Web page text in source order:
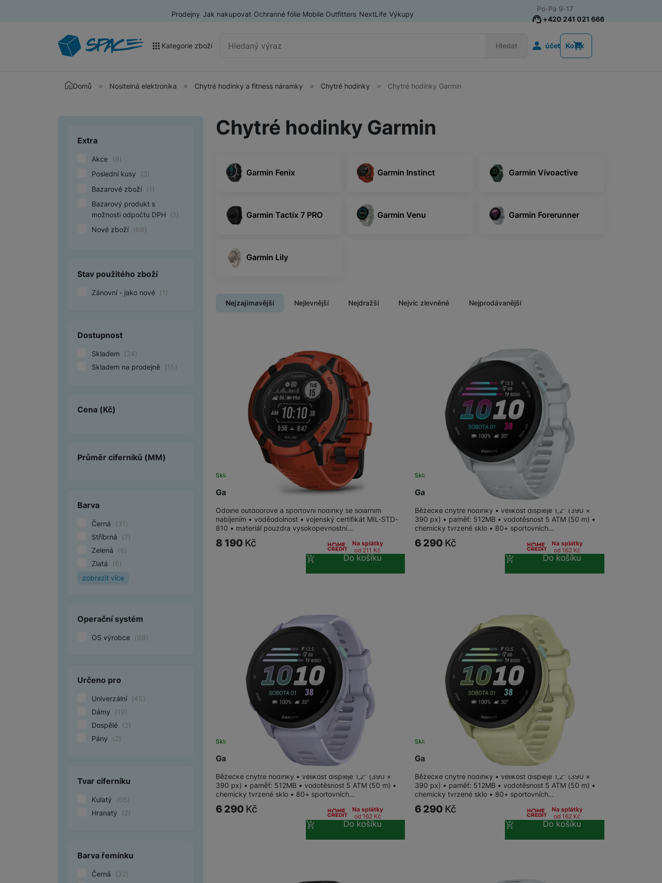
Prodejny Jak nakupovat Ochranné fólie Mobile Outfitters NextLife Výkupy
Vyhledávání Hledat
Kategorie zboží
Akce a výprodej
Chytré hodinky a fitness
Fitness náramky
Televize
Audio
Domácí spotřebiče
Tablety
Foto
Počítače a notebooky
Příslušenství
Dárkové poukázky iSpace
+420 241 021 666
Po-Pá 9-17
Uživatelská
účet Košík
Domů Nositelná elektronika Chytré hodinky a fitness náramky Chytré hodinky Chytré hodinky Garmin
Chytré hodinky Garmin
Garmin Fenix Garmin Instinct Garmin Vívoactive
Garmin Tactix 7 PRO Garmin Venu Garmin Forerunner
Garmin Lily
Nejzajímavější Nejlevnější Nejdražší Nejvíc zlevněné Nejprodávanější
Upřesnit parametry
Extra
Akce (9)
Poslední kusy
(3)
Bazarové zboží (1 )
Bazarový produkt s
možnosti odpočtu DPH
(1 )
Nové zboží (68)
Stav použitého zboží
Zánovní - jako nové (1 )
Dostupnost
Skladem (24)
Skladem na prodejně
(15)
Cena (Kč)
Průměr ciferníků (MM)
Barva
Černá (31 )
Stříbrná
(7)
Zelená
(6)
Zlatá
(6)
zobrazit více
Fialová (3)
Červená ( 1)
Žlutá (1)
Operační systém
OS výrobce (68)
Určeno pro
Univerzální (45)
Dámy
(19)
Dospělé
(2)
Pány
(2)
Tvar ciferníku
Kulatý (66)
Hranatý
(2)
Barva řemínku
Černá (32)
Garmin Instinct 2X Solar, Flame Red
Skladem
Odolné outdoorové a sportovní hodinky se solárním
nabíjením • voděodolnost • vojenský certifikát MIL-STD-
810 • materiál pouzdra vysokopevnostní…
8 190 Kč
Na splátky
od 211 Kč
Do košíku
Garmin Forerunner 70 Whitestone
Skladem
Běžecké chytré hodinky • velikost displeje 1,2" (390 ×
390 px) • paměť: 512MB • vodotěsnost 5 ATM (50 m) •
chemicky tvrzené sklo • 80+ sportovních…
6 290 Kč
Na splátky
od 162 Kč
Do košíku
Garmin Forerunner 70 Cool Lavender
Skladem
Běžecké chytré hodinky • velikost displeje 1,2" (390 ×
390 px) • paměť: 512MB • vodotěsnost 5 ATM (50 m) •
chemicky tvrzené sklo • 80+ sportovních…
6 290 Kč
Na splátky
od 162 Kč
Do košíku
Garmin Forerunner 70 Citron
Skladem
Běžecké chytré hodinky • velikost displeje 1,2" (390 ×
390 px) • paměť: 512MB • vodotěsnost 5 ATM (50 m) •
chemicky tvrzené sklo • 80+ sportovních…
6 290 Kč
Na splátky
od 162 Kč
Do košíku